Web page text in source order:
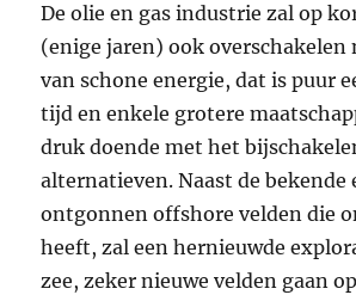
De olie en gas industrie zal op
(enige jaren) ook overschakelen
van schone energie, dat is puur
tijd en enkele grotere
druk doende met het
alternatieven. Naast de bekende
ontgonnen offshore velden die
heeft, zal een hernieuwde
zee, zeker nieuwe velden gaan